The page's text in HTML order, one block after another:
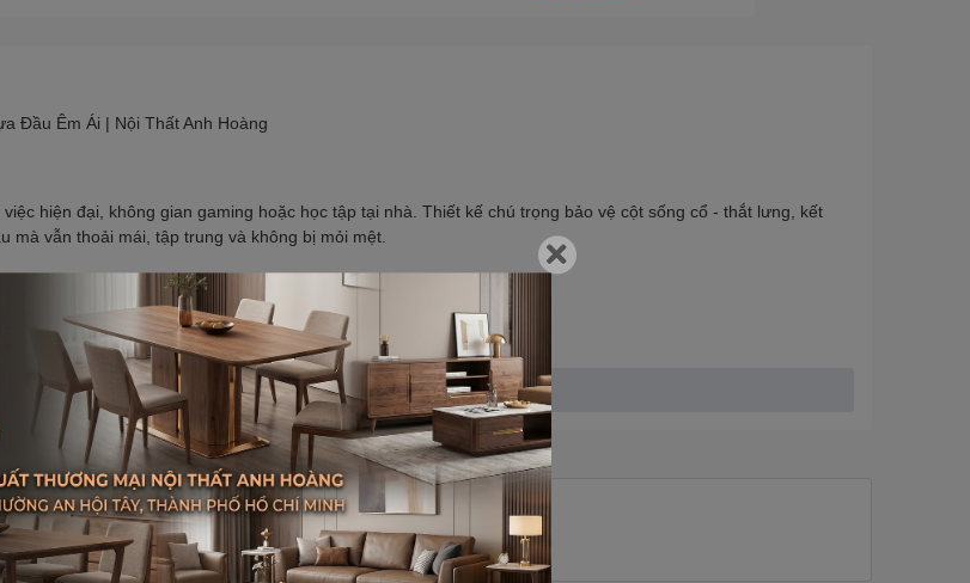
Đầu Êm Ái | Nội Thất Anh Hoàng
hiện đại, không gian gaming hoặc học tập tại nhà. Thiết kế chú trọng bảo vệ cột sống cổ - thắt lưng, kết
vẫn thoải mái, tập trung và không bị mỏi mệt.
Xem thêm